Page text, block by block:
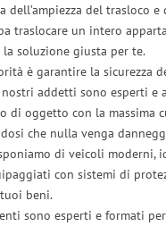
dell’ampiezza del trasloco e
traslocare un intero
la soluzione giusta per te.
è garantire la sicurezza
addetti sono esperti e
di oggetto con la massima
che nulla venga
di veicoli moderni,
con sistemi di
beni.
sono esperti e formati